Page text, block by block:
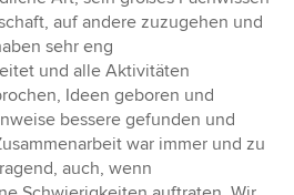
auf andere zuzugehen und
sehr eng
und alle Aktivitäten
Ideen geboren und
bessere gefunden und
war immer und zu
auch, wenn